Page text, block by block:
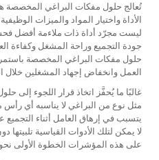
تُعالج حلول مفكات البراغي المخصصة
الأداة واختيار المواد والميزات
ليست مجرّد أداة ذات ملاءمة أفضل
جودة التجميع وراحة المشغل وكفاءة
حلول مفكات البراغي المخصصة
العمل وانخفاض إجهاد المشغلين خلال
غالبًا ما يُحفَّز اتخاذ قرار اللجوء
مثل نوع من البراغي لا يناسبه أي
يتسبب في إرهاق العامل أثناء
لا يمكن لتلك الأدوات القياسية تلبيتها
على هذه المؤشرات الخطوة الأولى